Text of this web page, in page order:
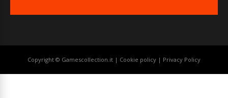
Copyright © Gamescollection.it | Cookie policy | Privacy Policy